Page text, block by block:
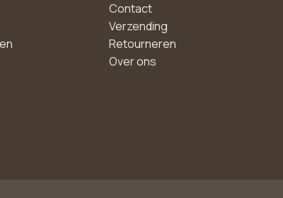
Contact
Verzending
Retourneren
Over ons